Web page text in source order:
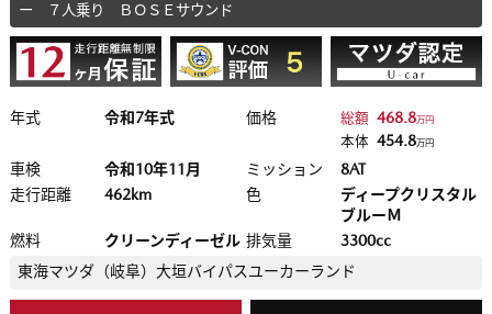
ー ７人乗り ＢＯＳＥサウンド
年式 令和7年式 価格 総額 468.8万円
本体 454.8万円
車検 令和10年11月 ミッション
8AT
走行距離
462km 色
ディープクリスタル
ブルーＭ
燃料
クリーンディーゼル 排気量
3300cc
東海マツダ（岐阜） 大垣バイパスユーカーランド